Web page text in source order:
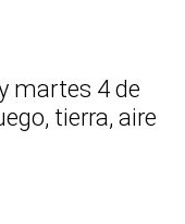
martes 4 de
tierra, aire